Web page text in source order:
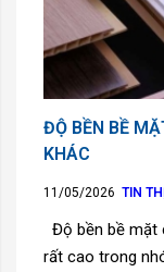
ĐỘ BỀN BỀ
KHÁC
11/05/2026 TIN
Độ bền bề mặt
rất cao trong